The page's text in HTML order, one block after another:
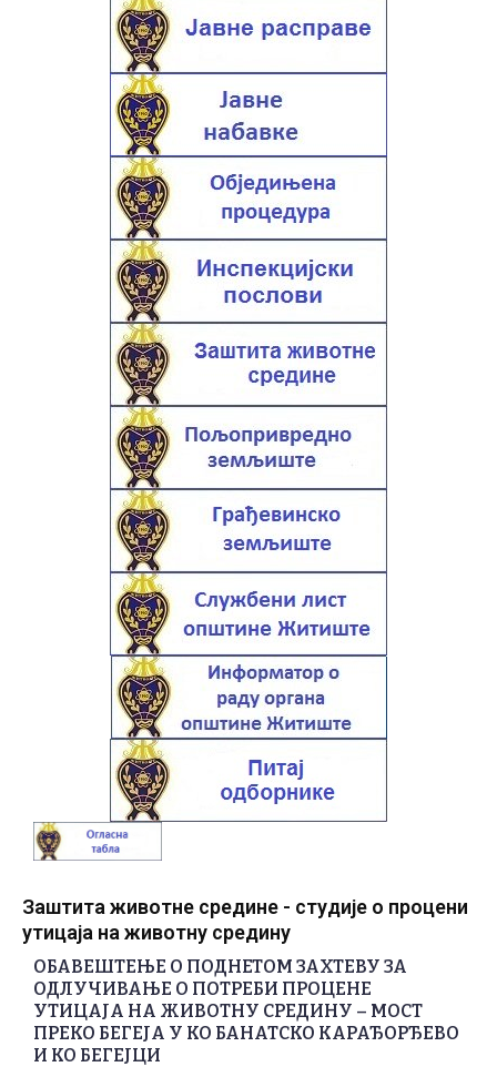
Заштита животне средине - студије о процени
утицаја на животну средину
ОБАВЕШТЕЊЕ О ПОДНЕТОМ ЗАХТЕВУ ЗА
ОДЛУЧИВАЊЕ О ПОТРЕБИ ПРОЦЕНЕ
УТИЦАЈА НА ЖИВОТНУ СРЕДИНУ – МОСТ
ПРЕКО БЕГЕЈА У КО БАНАТСКО КАРАЂОРЂЕВО
И КО БЕГЕЈЦИ